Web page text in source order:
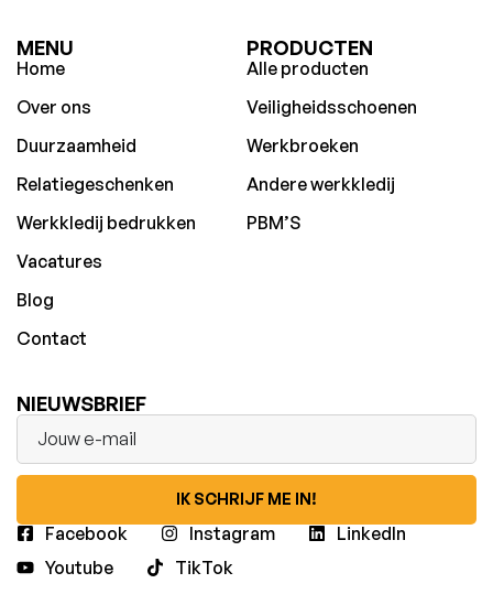
MENU
Home
Over ons
Duurzaamheid
Relatiegeschenken
Werkkledij bedrukken
Vacatures
Blog
Contact
PRODUCTEN
Alle producten
Veiligheidsschoenen
Werkbroeken
Andere werkkledij
PBM’S
NIEUWSBRIEF
IK SCHRIJF ME IN!
Facebook Instagram
LinkedIn
Youtube
TikTok